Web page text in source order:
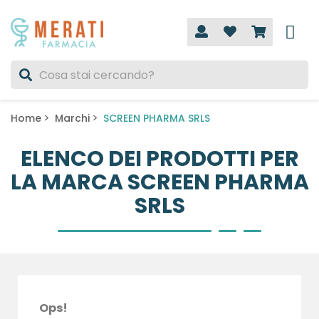
Home Marchi SCREEN PHARMA SRLS
ELENCO DEI PRODOTTI PER
LA MARCA SCREEN PHARMA
SRLS
Ops!